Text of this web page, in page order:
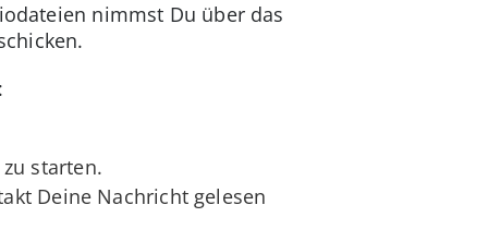
nimmst Du über das
starten.
Deine Nachricht gelesen